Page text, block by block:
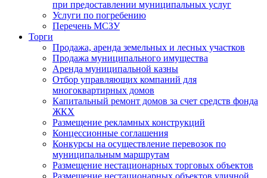
при предоставлении муниципальных услуг
Услуги по погребению
Перечень МСЗУ
Торги
Продажа, аренда земельных и лесных участков
Продажа муниципального имущества
Аренда муниципальной казны
Отбор управляющих компаний для
многоквартирных домов
Капитальный ремонт домов за счет средств фонда
ЖКХ
Размещение рекламных конструкций
Концессионные соглашения
Конкурсы на осуществление перевозок по
муниципальным маршрутам
Размещение нестационарных торговых объектов
Размещение нестационарных объектов уличной